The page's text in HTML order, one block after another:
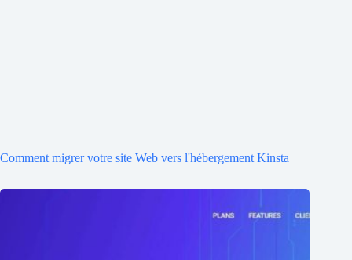
Comment migrer votre site Web vers l'hébergement Kinsta